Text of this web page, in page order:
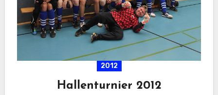
2012
Hallenturnier 2012